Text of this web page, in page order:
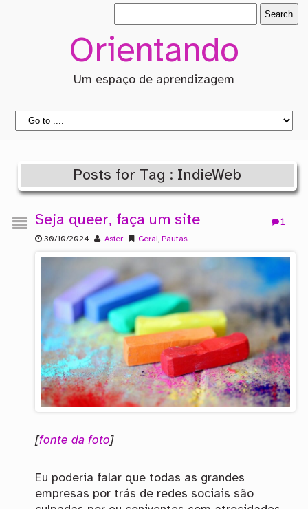
Orientando
Um espaço de aprendizagem
Posts for Tag : IndieWeb
Seja queer, faça um site 1
30/10/2024 Aster Geral, Pautas
[fonte da foto]
Eu poderia falar que todas as grandes
empresas por trás de redes sociais são